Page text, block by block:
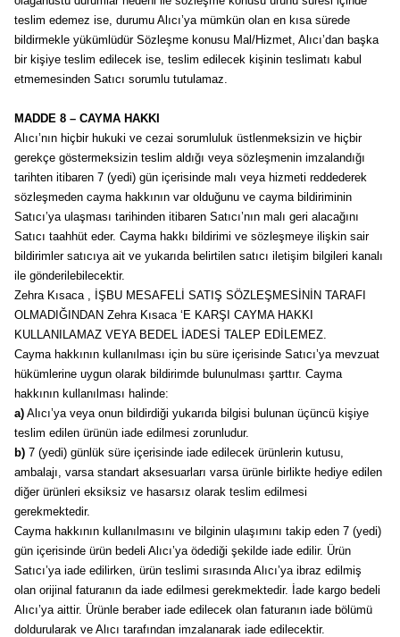
teslim edemez ise, durumu Alıcı’ya mümkün olan en kısa sürede
bildirmekle yükümlüdür Sözleşme konusu Mal/Hizmet, Alıcı’dan başka
bir kişiye teslim edilecek ise, teslim edilecek kişinin teslimatı kabul
etmemesinden Satıcı sorumlu tutulamaz.
MADDE 8 – CAYMA HAKKI
Alıcı’nın hiçbir hukuki ve cezai sorumluluk üstlenmeksizin ve hiçbir
gerekçe göstermeksizin teslim aldığı veya sözleşmenin imzalandığı
tarihten itibaren 7 (yedi) gün içerisinde malı veya hizmeti reddederek
sözleşmeden cayma hakkının var olduğunu ve cayma bildiriminin
Satıcı’ya ulaşması tarihinden itibaren Satıcı’nın malı geri alacağını
Satıcı taahhüt eder. Cayma hakkı bildirimi ve sözleşmeye ilişkin sair
bildirimler satıcıya ait ve yukarıda belirtilen satıcı iletişim bilgileri kanalı
ile gönderilebilecektir.
Zehra Kısaca , İŞBU MESAFELİ SATIŞ SÖZLEŞMESİNİN TARAFI
OLMADIĞINDAN Zehra Kısaca ‘E KARŞI CAYMA HAKKI
KULLANILAMAZ VEYA BEDEL İADESİ TALEP EDİLEMEZ.
Cayma hakkının kullanılması için bu süre içerisinde Satıcı’ya mevzuat
hükümlerine uygun olarak bildirimde bulunulması şarttır. Cayma
hakkının kullanılması halinde:
a) Alıcı’ya veya onun bildirdiği yukarıda bilgisi bulunan üçüncü kişiye
teslim edilen ürünün iade edilmesi zorunludur.
b) 7 (yedi) günlük süre içerisinde iade edilecek ürünlerin kutusu,
ambalajı, varsa standart aksesuarları varsa ürünle birlikte hediye edilen
diğer ürünleri eksiksiz ve hasarsız olarak teslim edilmesi
gerekmektedir.
Cayma hakkının kullanılmasını ve bilginin ulaşımını takip eden 7 (yedi)
gün içerisinde ürün bedeli Alıcı’ya ödediği şekilde iade edilir. Ürün
Satıcı’ya iade edilirken, ürün teslimi sırasında Alıcı’ya ibraz edilmiş
olan orijinal faturanın da iade edilmesi gerekmektedir. İade kargo bedeli
Alıcı’ya aittir. Ürünle beraber iade edilecek olan faturanın iade bölümü
doldurularak ve Alıcı tarafından imzalanarak iade edilecektir.